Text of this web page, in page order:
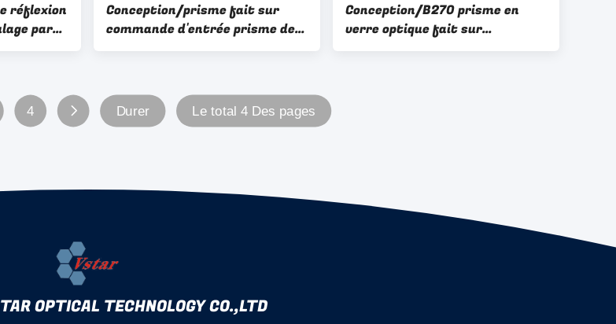
réflexion
par
Conception/prisme fait sur
commande d'entrée prisme de
revêtement d'illumination
Conception/B270 prisme en
verre optique fait sur
commande HR+ AL Coating +
4 Durer Le total 4 Des pages
OPTICAL TECHNOLOGY CO.,LTD